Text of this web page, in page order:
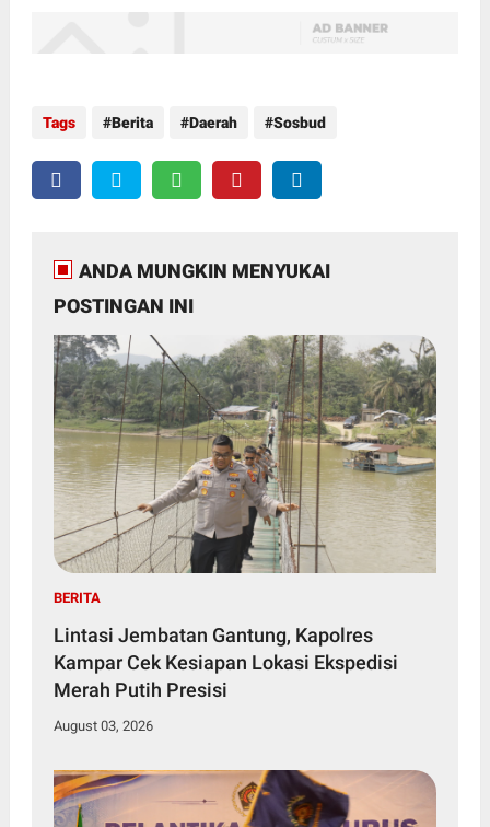
Tags Berita Daerah Sosbud
ANDA MUNGKIN MENYUKAI
POSTINGAN INI
BERITA
Lintasi Jembatan Gantung, Kapolres
Kampar Cek Kesiapan Lokasi Ekspedisi
Merah Putih Presisi
August 03, 2026